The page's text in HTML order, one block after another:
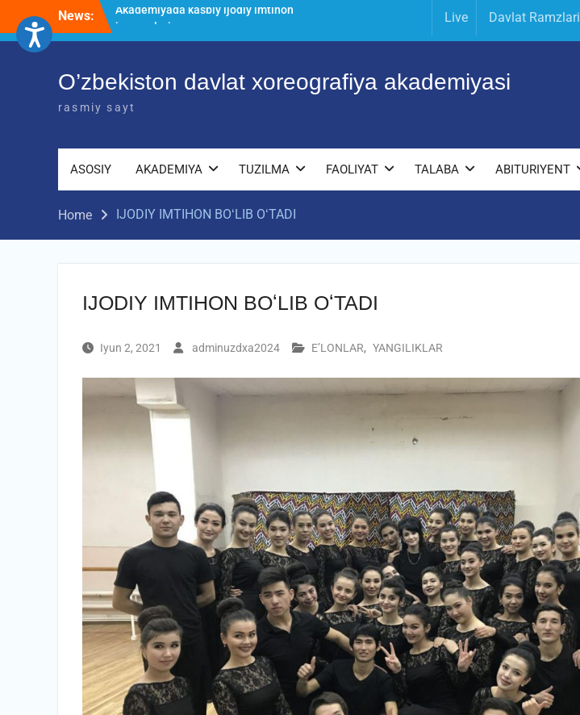
content
News:
O’ZBEKISTON DAVLAT XOREOGRAFIYA
Akademiyada kasbiy ijodiy imtihon
Live Davlat Ramzlari
O’zbekiston davlat xoreografiya akademiyasi
rasmiy sayt
ASOSIY AKADEMIYA TUZILMA FAOLIYAT TALABA ABITURIYENT
Home IJODIY IMTIHON BOʻLIB OʻTADI
IJODIY IMTIHON BOʻLIB OʻTADI
Iyun 2, 2021 adminuzdxa2024 E’LONLAR, YANGILIKLAR